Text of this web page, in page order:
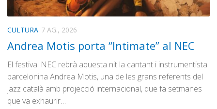
CULTURA 7 AG., 2026
Andrea Motis porta “Intimate” al NEC
El festival NEC rebrà aquesta nit la cantant i instrumentista
barcelonina Andrea Motis, una de les grans referents del
jazz català amb projecció internacional, que fa setmanes
que va exhaurir…